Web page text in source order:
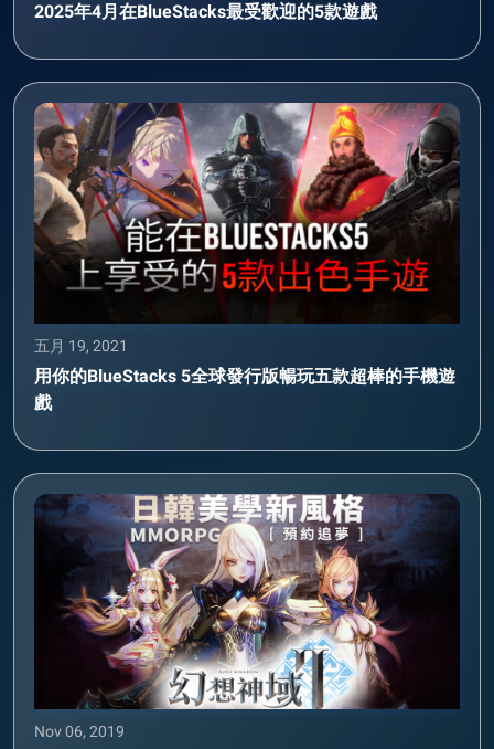
2025年4月在BlueStacks最受歡迎的5款遊戲
五月 19, 2021
用你的BlueStacks 5全球發行版暢玩五款超棒的手機遊
戲
Nov 06, 2019